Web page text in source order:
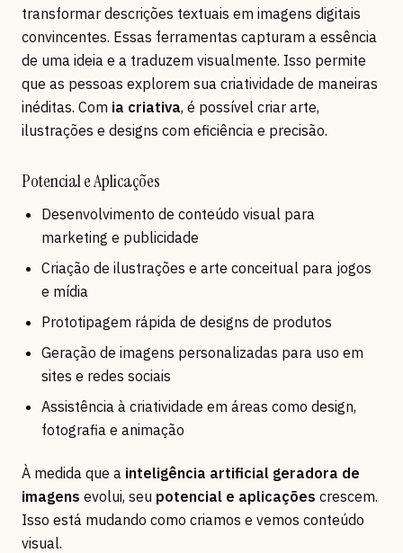
transformar descrições textuais em imagens digitais
convincentes. Essas ferramentas capturam a essência
de uma ideia e a traduzem visualmente. Isso permite
que as pessoas explorem sua criatividade de maneiras
inéditas. Com ia criativa, é possível criar arte,
ilustrações e designs com eficiência e precisão.
Potencial e Aplicações
Desenvolvimento de conteúdo visual para
marketing e publicidade
Criação de ilustrações e arte conceitual para jogos
e mídia
Prototipagem rápida de designs de produtos
Geração de imagens personalizadas para uso em
sites e redes sociais
Assistência à criatividade em áreas como design,
fotografia e animação
À medida que a inteligência artificial geradora de
imagens evolui, seu potencial e aplicações crescem.
Isso está mudando como criamos e vemos conteúdo
visual.